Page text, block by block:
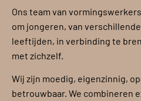
Ons team van
om jongeren, van
leeftijden, in verbinding te
met zichzelf.
Wij zijn moedig, eigenzinnig,
betrouwbaar. We combineren